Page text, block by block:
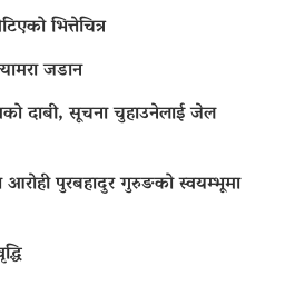
भित्तेचित्र
जडान
दाबी, सूचना चुहाउनेलाई जेल
आराेही पुरबहादुर गुरुङको स्वयम्भूमा